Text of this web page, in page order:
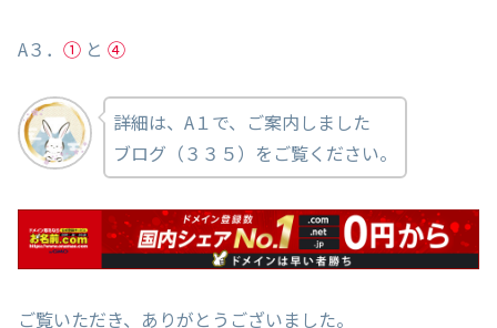
A３． ① と ④
詳細は、A１で、ご案内しました
ブログ（３３５）をご覧ください。
ご覧いただき、ありがとうございました。